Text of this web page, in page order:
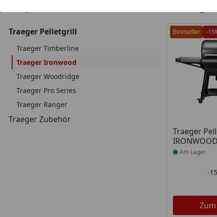
Traeger Pelletgrill
Traeger Timberline
Traeger Ironwood
Traeger Woodridge
Traeger Pro Series
Traeger Ranger
Traeger Zubehör
Bestseller -
Traeger
Produkt am
Am Lager
-